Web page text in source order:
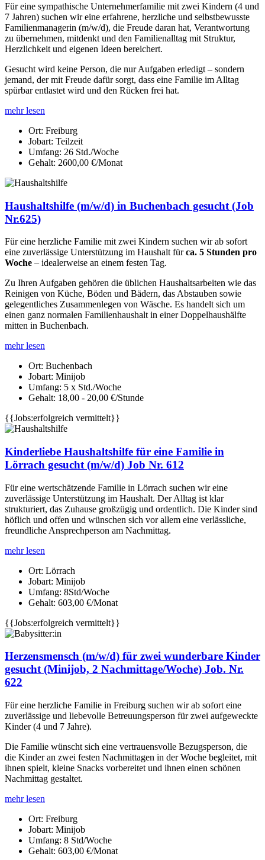
Für eine sympathische Unternehmerfamilie mit zwei Kindern (4 und
7 Jahren) suchen wir eine erfahrene, herzliche und selbstbewusste
Familienmanagerin (m/w/d), die Freude daran hat, Verantwortung
zu übernehmen, mitdenkt und den Familienalltag mit Struktur,
Herzlichkeit und eigenen Ideen bereichert.
Gesucht wird keine Person, die nur Aufgaben erledigt – sondern
jemand, der mit Freude dafür sorgt, dass eine Familie im Alltag
spürbar entlastet wird und den Rücken frei hat.
mehr lesen
Ort: Freiburg
Jobart: Teilzeit
Umfang: 26 Std./Woche
Gehalt: 2600,00 €/Monat
Haushaltshilfe (m/w/d) in Buchenbach gesucht (Job
Nr.625)
Für eine herzliche Familie mit zwei Kindern suchen wir ab sofort
eine zuverlässige Unterstützung im Haushalt fürca. 5 Stunden pro
Woche – idealerweise an einem festen Tag.
Zu Ihren Aufgaben gehören die üblichen Haushaltsarbeiten wie das
Reinigen von Küche, Böden und Bädern, das Abstauben sowie
gelegentliches Zusammenlegen von Wäsche. Es handelt sich um
einen ganz normalen Familienhaushalt in einer Doppelhaushälfte
mitten in Buchenbach.
mehr lesen
Ort: Buchenbach
Jobart: Minijob
Umfang: 5 x Std./Woche
Gehalt: 18,00 - 20,00 €/Stunde
{{Jobs:erfolgreich vermittelt}}
Kinderliebe Haushaltshilfe für eine Familie in
Lörrach gesucht (m/w/d) Job Nr. 612
Für eine wertschätzende Familie in Lörrach suchen wir eine
zuverlässige Unterstützung im Haushalt. Der Alltag ist klar
strukturiert, das Zuhause großzügig und ordentlich. Die Kinder sind
höflich und offen und wünschen sich vor allem eine verlässliche,
freundliche Ansprechperson am Nachmittag.
mehr lesen
Ort: Lörrach
Jobart: Minijob
Umfang: 8Std/Woche
Gehalt: 603,00 €/Monat
{{Jobs:erfolgreich vermittelt}}
Herzensmensch (m/w/d) für zwei wunderbare Kinder
gesucht (Minijob, 2 Nachmittage/Woche) Job. Nr.
622
Für eine herzliche Familie in Freiburg suchen wir ab sofort eine
zuverlässige und liebevolle Betreuungsperson für zwei aufgeweckte
Kinder (4 und 7 Jahre).
Die Familie wünscht sich eine vertrauensvolle Bezugsperson, die
die Kinder an zwei festen Nachmittagen in der Woche begleitet, mit
ihnen spielt, kleine Snacks vorbereitet und ihnen einen schönen
Nachmittag gestaltet.
mehr lesen
Ort: Freiburg
Jobart: Minijob
Umfang: 8 Std/Woche
Gehalt: 603,00 €/Monat